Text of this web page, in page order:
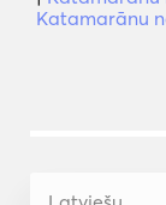
Katamarānu